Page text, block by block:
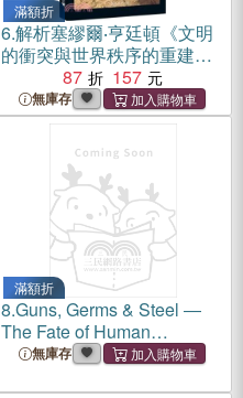
滿額折
6.解析塞繆爾‧亨廷頓《文明
的衝突與世界秩序的重建》
（簡體書）
87 157
無庫存
滿額折
8.Guns, Germs & Steel ―
The Fate of Human
Societies
無庫存